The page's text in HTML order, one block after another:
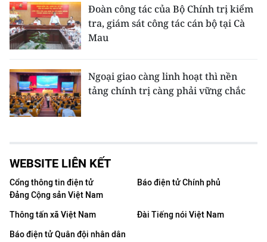
Đoàn công tác của Bộ Chính trị kiểm
tra, giám sát công tác cán bộ tại Cà
Mau
Ngoại giao càng linh hoạt thì nền
tảng chính trị càng phải vững chắc
WEBSITE LIÊN KẾT
Cổng thông tin điện tử
Đảng Cộng sản Việt Nam
Báo điện tử Chính phủ
Thông tấn xã Việt Nam
Đài Tiếng nói Việt Nam
Báo điện tử Quân đội nhân dân